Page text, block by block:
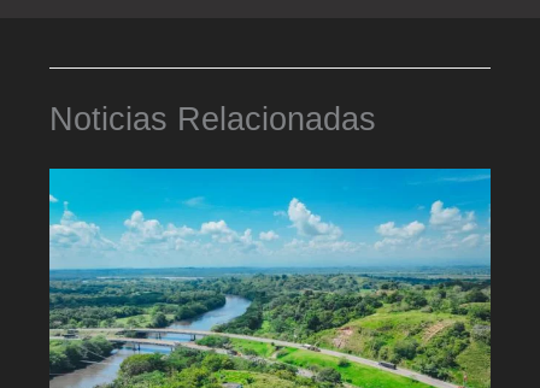
Noticias Relacionadas